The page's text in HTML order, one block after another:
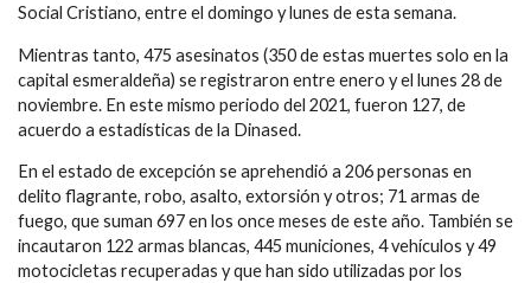
Social Cristiano, entre el domingo y lunes de esta semana.
Mientras tanto, 475 asesinatos (350 de estas muertes solo en la
capital esmeraldeña) se registraron entre enero y el lunes 28 de
noviembre. En este mismo periodo del 2021, fueron 127, de
acuerdo a estadísticas de la Dinased.
En el estado de excepción se aprehendió a 206 personas en
delito flagrante, robo, asalto, extorsión y otros; 71 armas de
fuego, que suman 697 en los once meses de este año. También se
incautaron 122 armas blancas, 445 municiones, 4 vehículos y 49
motocicletas recuperadas y que han sido utilizadas por los